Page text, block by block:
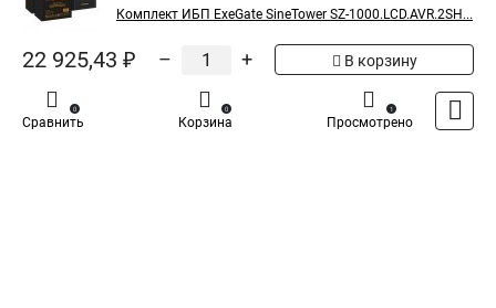
Комплект ИБП ExeGate SineTower SZ-1000.LCD.AVR.2SH...
22 925,43 ₽ – + В корзину
Сравнить
0
Корзина
0
Просмотрено
1